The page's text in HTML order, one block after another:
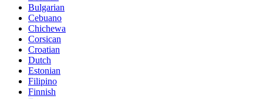
Bulgarian
Cebuano
Chichewa
Corsican
Croatian
Dutch
Estonian
Filipino
Finnish